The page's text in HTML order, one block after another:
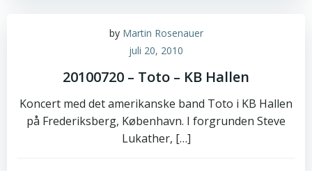
by Martin Rosenauer
juli 20, 2010
20100720 – Toto – KB Hallen
Koncert med det amerikanske band Toto i KB Hallen
på Frederiksberg, København. I forgrunden Steve
Lukather, […]